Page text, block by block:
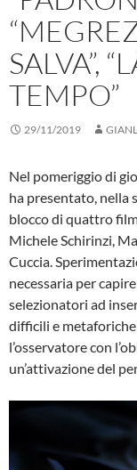
SALVA”,
TEMPO”
29/11/2019
Nel pomeriggio di
ha presentato, nella
blocco di quattro
Michele Schirinzi,
Cuccia.
necessaria per
selezionatori ad
difficili e
l’osservatore con
un’attivazione del